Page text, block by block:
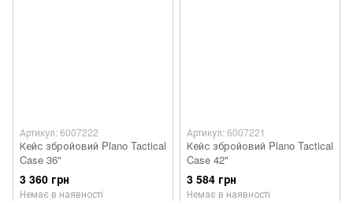
Артикул: 6007222
Кейс збройовий Plano Tactical
Case 36"
3 360 грн
Немає в наявності
Артикул: 6007221
Кейс збройовий Plano Tactical
Case 42"
3 584 грн
Немає в наявності